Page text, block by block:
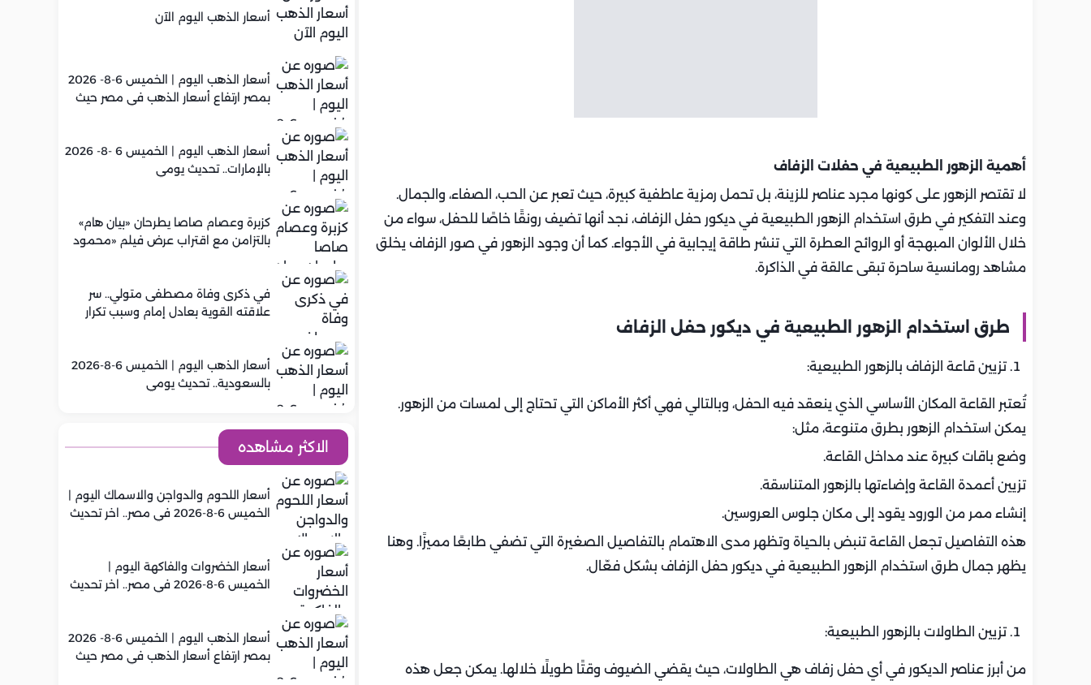
أهمية الزهور الطبيعية في حفلات الزفاف
لا تقتصر الزهور على كونها مجرد عناصر للزينة، بل تحمل رمزية عاطفية كبيرة، حيث تعبر عن الحب، الصفاء، والجمال.
وعند التفكير في طرق استخدام الزهور الطبيعية في ديكور حفل الزفاف، نجد أنها تضيف رونقًا خاصًا للحفل، سواء من
خلال الألوان المبهجة أو الروائح العطرة التي تنشر طاقة إيجابية في الأجواء. كما أن وجود الزهور في صور الزفاف يخلق
مشاهد رومانسية ساحرة تبقى عالقة في الذاكرة.
طرق استخدام الزهور الطبيعية في ديكور حفل الزفاف
تزيين قاعة الزفاف بالزهور الطبيعية:
تُعتبر القاعة المكان الأساسي الذي ينعقد فيه الحفل، وبالتالي فهي أكثر الأماكن التي تحتاج إلى لمسات من الزهور.
يمكن استخدام الزهور بطرق متنوعة، مثل:
وضع باقات كبيرة عند مداخل القاعة.
تزيين أعمدة القاعة وإضاءتها بالزهور المتناسقة.
إنشاء ممر من الورود يقود إلى مكان جلوس العروسين.
هذه التفاصيل تجعل القاعة تنبض بالحياة وتظهر مدى الاهتمام بالتفاصيل الصغيرة التي تضفي طابعًا مميزًا. وهنا
يظهر جمال طرق استخدام الزهور الطبيعية في ديكور حفل الزفاف بشكل فعّال.
تزيين الطاولات بالزهور الطبيعية:
من أبرز عناصر الديكور في أي حفل زفاف هي الطاولات، حيث يقضي الضيوف وقتًا طويلًا خلالها. يمكن جعل هذه
أسعار الذهب اليوم الآن
أسعار الذهب اليوم | الخميس 6-8- 2026
بمصر ارتفاع أسعار الذهب في مصر حيث
أسعار الذهب اليوم | الخميس 6 -8- 2026
بالإمارات.. تحديث يومي
كزبرة وعصام صاصا يطرحان «بيان هام»
بالتزامن مع اقتراب عرض فيلم «محمود
في ذكرى وفاة مصطفى متولي.. سر
علاقته القوية بعادل إمام وسبب تكرار
أسعار الذهب اليوم | الخميس 6-8-2026
بالسعودية.. تحديث يومي
الاكثر مشاهده
أسعار اللحوم والدواجن والاسماك اليوم |
الخميس 6-8-2026 في مصر.. اخر تحديث
أسعار الخضروات والفاكهة اليوم |
الخميس 6-8-2026 في مصر.. اخر تحديث
أسعار الذهب اليوم | الخميس 6-8- 2026
بمصر ارتفاع أسعار الذهب في مصر حيث